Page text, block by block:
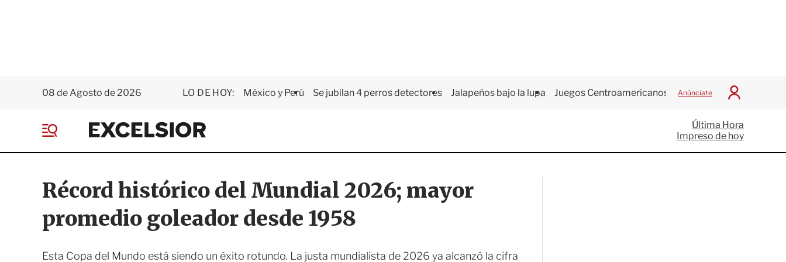
08 de Agosto de 2026 LO DE HOY: México y Perú Se jubilan 4 perros detectores Jalapeños bajo la lupa Juegos Centroamericanos Anúnciate
I
c
i
a
E
x
e
i
o
e
Última Hora
Impreso de hoy
Récord histórico del Mundial 2026; mayor
promedio goleador desde 1958
Esta Copa del Mundo está siendo un éxito rotundo. La justa mundialista de 2026 ya alcanzó la cifra